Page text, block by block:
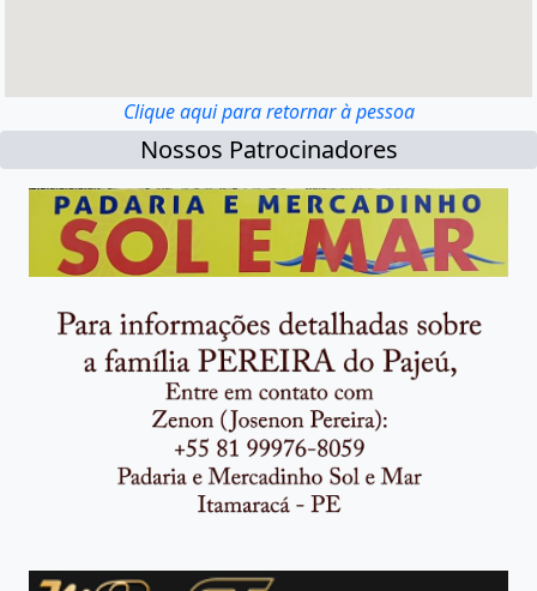
Clique aqui para retornar à pessoa
Nossos Patrocinadores